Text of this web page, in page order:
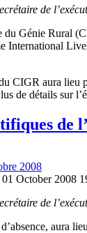
de
Génie Rural
International
CIGR aura lieu
de détails sur
de
2008
October 2008
de
aura